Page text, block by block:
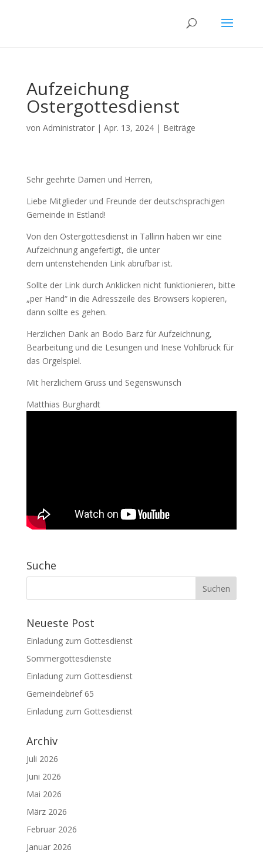
Aufzeichung
Ostergottesdienst
von Administrator| Apr. 13, 2024| Beiträge
Sehr geehrte Damen und Herren,
Liebe Mitglieder und Freunde der deutschsprachigen
Gemeinde in Estland!
Von den Ostergottesdienst in Tallinn haben wir eine
Aufzeichnung angefertigt, die unter
dem untenstehenden Link abrufbar ist.
Sollte der Link durch Anklicken nicht funktionieren, bitte
„per Hand“ in die Adresszeile des Browsers kopieren,
dann sollte es gehen.
Herzlichen Dank an Bodo Barz für Aufzeichnung,
Bearbeitung und die Lesungen und Inese Vohlbrück für
das Orgelspiel.
Mit herzlichem Gruss und Segenswunsch
Matthias Burghardt
Suche
Neueste Post
Einladung zum Gottesdienst
Sommergottesdienste
Einladung zum Gottesdienst
Gemeindebrief 65
Einladung zum Gottesdienst
Archiv
Juli 2026
Juni 2026
Mai 2026
März 2026
Februar 2026
Januar 2026